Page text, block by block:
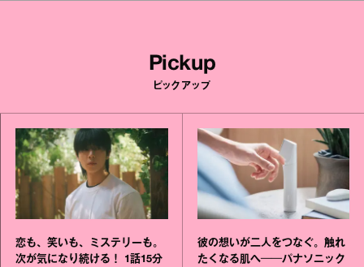
Pickup
ピックアップ
恋も、笑いも、ミステリーも。
次が気になり続ける！ 1話15分
彼の想いが二人をつなぐ。触れ
たくなる肌へ──パナソニック